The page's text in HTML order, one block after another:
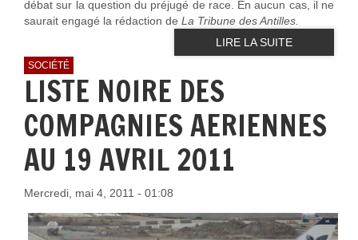
débat sur la question du préjugé de race. En aucun cas, il ne
saurait engagé la rédaction de La Tribune des Antilles.
LIRE LA SUITE
SOCIÉTÉ
LISTE NOIRE DES
COMPAGNIES AERIENNES
AU 19 AVRIL 2011
Mercredi, mai 4, 2011 - 01:08